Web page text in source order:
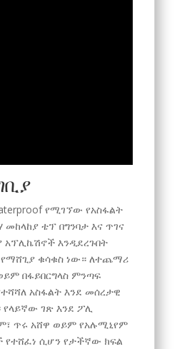
የሚገኘው የአስፋልት
ቴፕ በግንባታ እና ጥገና
አፕሊኬሽኖች እንዲደረጉበት
ቁሳቁስ ነው። ለተጨማሪ
በፋይበርግላስ ምንጣፍ
አስፋልት እንደ መሰረታዊ
ገጽ እንደ ፖሊ
ጥሩ አሸዋ ወይም የአሉሚኒየም
ሲሆን የታችኛው ክፍል